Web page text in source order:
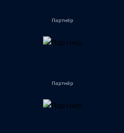
Партнёр
Партнёр